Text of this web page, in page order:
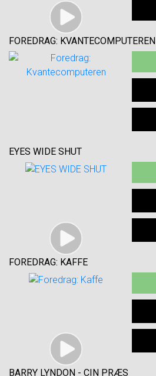
FOREDRAG: KVANTECOMPUTEREN
EYES WIDE SHUT
FOREDRAG: KAFFE
BARRY LYNDON - CIN PRÆS